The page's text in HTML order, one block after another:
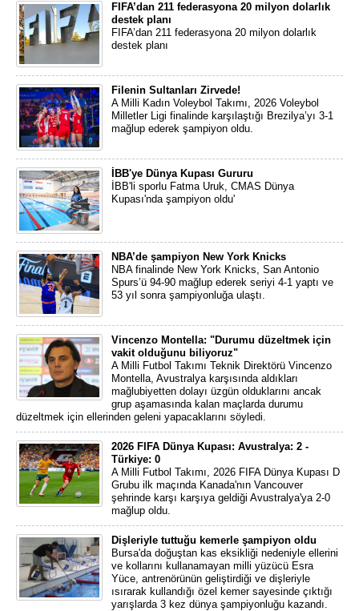
FIFA’dan 211 federasyona 20 milyon dolarlık
destek planı
FIFA’dan 211 federasyona 20 milyon dolarlık
destek planı
Filenin Sultanları Zirvede!
A Milli Kadın Voleybol Takımı, 2026 Voleybol
Milletler Ligi finalinde karşılaştığı Brezilya’yı 3-1
mağlup ederek şampiyon oldu.
İBB'ye Dünya Kupası Gururu
İBB'li sporlu Fatma Uruk, CMAS Dünya
Kupası'nda şampiyon oldu'
NBA’de şampiyon New York Knicks
NBA finalinde New York Knicks, San Antonio
Spurs’ü 94-90 mağlup ederek seriyi 4-1 yaptı ve
53 yıl sonra şampiyonluğa ulaştı.
Vincenzo Montella: "Durumu düzeltmek için
vakit olduğunu biliyoruz"
A Milli Futbol Takımı Teknik Direktörü Vincenzo
Montella, Avustralya karşısında aldıkları
mağlubiyetten dolayı üzgün olduklarını ancak
grup aşamasında kalan maçlarda durumu
düzeltmek için ellerinden geleni yapacaklarını söyledi.
2026 FIFA Dünya Kupası: Avustralya: 2 -
Türkiye: 0
A Milli Futbol Takımı, 2026 FIFA Dünya Kupası D
Grubu ilk maçında Kanada'nın Vancouver
şehrinde karşı karşıya geldiği Avustralya'ya 2-0
mağlup oldu.
Dişleriyle tuttuğu kemerle şampiyon oldu
Bursa'da doğuştan kas eksikliği nedeniyle ellerini
ve kollarını kullanamayan milli yüzücü Esra
Yüce, antrenörünün geliştirdiği ve dişleriyle
ısırarak kullandığı özel kemer sayesinde çıktığı
yarışlarda 3 kez dünya şampiyonluğu kazandı.